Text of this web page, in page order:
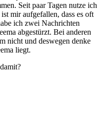
Seit paar Tagen nutze ich
mir aufgefallen, dass es oft
ich zwei Nachrichten
abgestürzt. Bei anderen
nicht und deswegen denke
liegt.